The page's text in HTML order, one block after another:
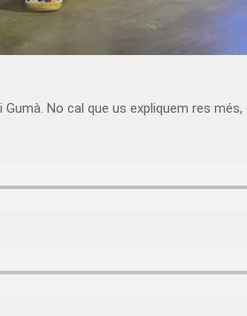
No cal que us expliquem res més,